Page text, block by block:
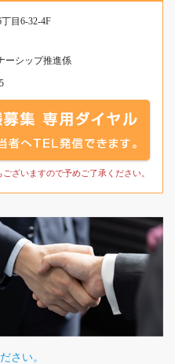
目6-32-4F
ーシップ推進係
ざいますので予めご了承ください。
さい。